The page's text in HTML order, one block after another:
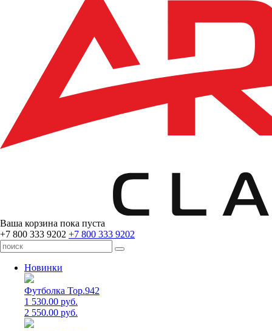
Ваша корзина пока пуста
+7 800 333 9202 +7 800 333 9202
Новинки
Футболка Top.942
1 530.00 руб.
2 550.00 руб.